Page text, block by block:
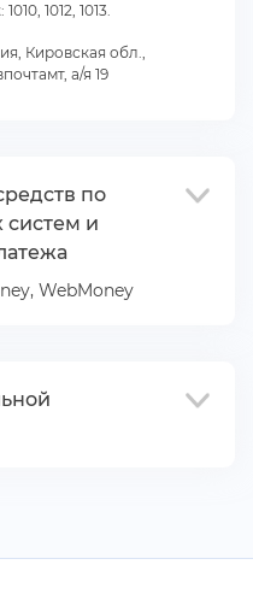
1012, 1013.
Кировская обл.,
а/я 19
по
и
WebMoney